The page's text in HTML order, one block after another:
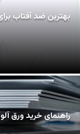
بهترین ضد آفتاب
راهنمای خرید ورق